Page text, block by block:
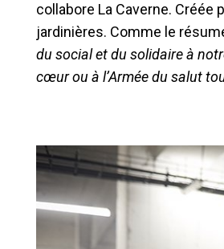
collabore La Caverne.
jardinières. Comme le
du social et du solidaire à
cœur ou à l’Armée du salut